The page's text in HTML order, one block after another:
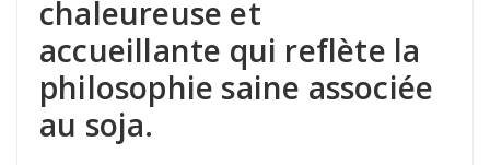
chaleureuse et
accueillante qui reflète la
philosophie saine associée
au soja.